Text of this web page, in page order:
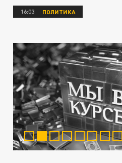
16:03 ПОЛИТИКА